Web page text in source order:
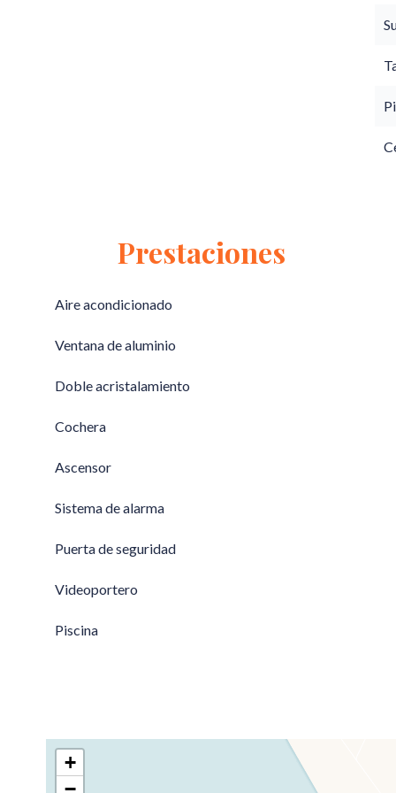
Prestaciones
Aire acondicionado
Ventana de aluminio
Doble acristalamiento
Cochera
Ascensor
Sistema de alarma
Puerta de seguridad
Videoportero
Piscina
+